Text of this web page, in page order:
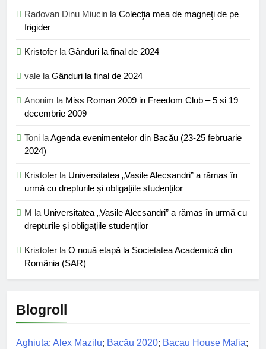
Radovan Dinu Miucin la Colecţia mea de magneţi de pe
frigider
Kristofer la Gânduri la final de 2024
vale la Gânduri la final de 2024
Anonim la Miss Roman 2009 in Freedom Club – 5 si 19
decembrie 2009
Toni laAgenda evenimentelor din Bacău (23-25 februarie
2024)
Kristofer la Universitatea „Vasile Alecsandri” a rămas în
urmă cu drepturile și obligațiile studenților
M la Universitatea „Vasile Alecsandri” a rămas în urmă cu
drepturile și obligațiile studenților
Kristofer la O nouă etapă la Societatea Academică din
România (SAR)
Blogroll
Aghiuta; Alex Mazilu; Bacău 2020; Bacau House Mafia;